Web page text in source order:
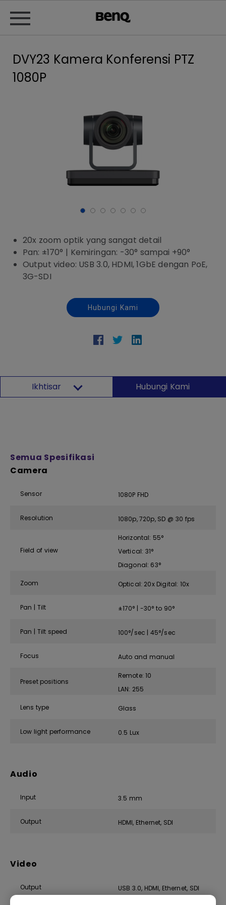
DVY23 Kamera Konferensi PTZ
1080P
20x zoom optik yang sangat detail
Pan: ±170° | Kemiringan: -30° sampai +90°
Output video: USB 3.0, HDMI, 1GbE dengan PoE,
3G-SDI
Hubungi Kami
Ikhtisar Hubungi Kami
Semua Spesifikasi
Camera
Sensor 1080P FHD
Resolution 1080p, 720p, SD @ 30 fps
Field of view
Horizontal: 55°
Vertical: 31°
Diagonal: 63°
Zoom Optical: 20x Digital: 10x
Pan | Tilt ±170° | -30° to 90°
Pan | Tilt speed 100°/sec | 45°/sec
Focus Auto and manual
Preset positions
Remote: 10
LAN: 255
Lens type Glass
Low light performance 0.5 Lux
Audio
Input 3.5 mm
Output HDMI, Ethernet, SDI
Video
Output USB 3.0, HDMI, Ethernet, SDI